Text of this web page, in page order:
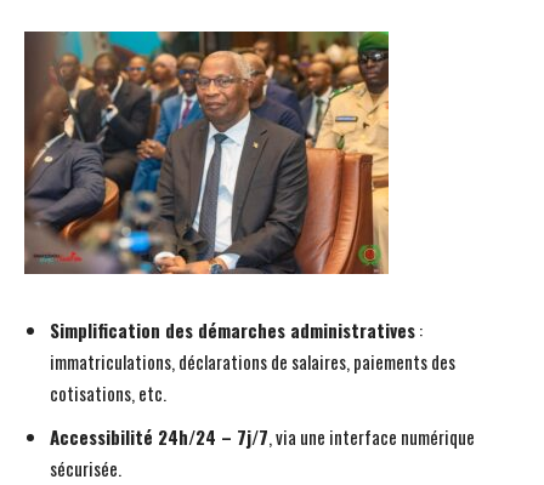
Simplification des démarches administratives:
immatriculations, déclarations de salaires, paiements des
cotisations, etc.
Accessibilité 24h/24 – 7j/7, via une interface numérique
sécurisée.